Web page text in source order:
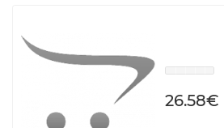
26.58€